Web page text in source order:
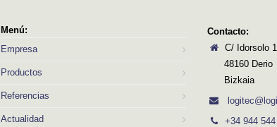
Menú:
Empresa
Productos
Referencias
Actualidad
Contacto:
C/ Idorsolo
48160 Derio
Bizkaia
+34 944